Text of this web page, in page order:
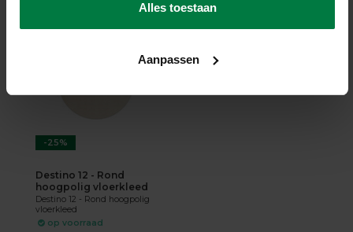
Alles toestaan
Aanpassen
-25%
Destino 12 - Rond
hoogpolig vloerkleed
Destino 12 - Rond hoogpolig
vloerkleed
op voorraad